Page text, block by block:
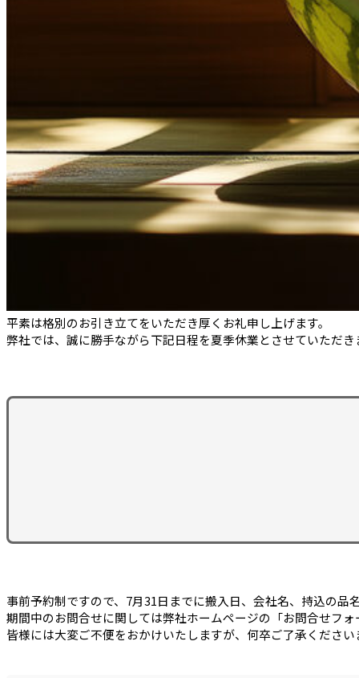
平素は格別のお引き立てをいただき厚くお礼申し上げます。
弊社では、誠に勝手ながら下記日程を夏季休業とさせていただき
事前予約制ですので、7月31日までに搬入日、会社名、持込の品
期間中のお問合せに関しては弊社ホームページの「お問合せフ
皆様には大変ご不便をおかけいたしますが、何卒ご了承くださ